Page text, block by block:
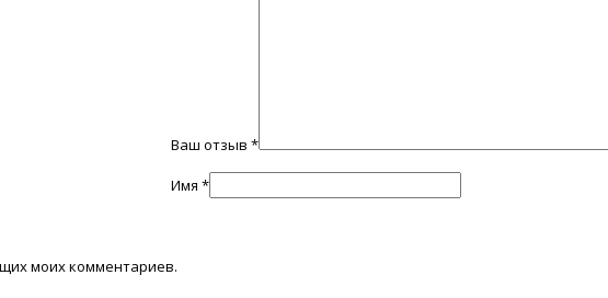
Ваш отзыв*
Имя*
моих комментариев.